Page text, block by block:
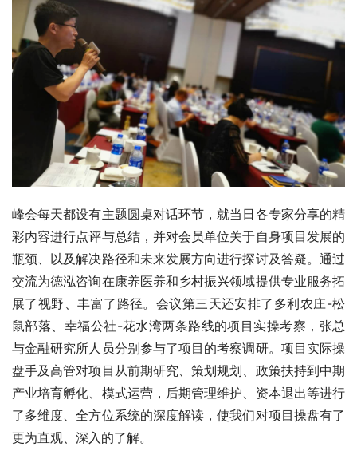
峰会每天都设有主题圆桌对话环节，就当日各专家分享的精
彩内容进行点评与总结，并对会员单位关于自身项目发展的
瓶颈、以及解决路径和未来发展方向进行探讨及答疑。通过
交流为德泓咨询在康养医养和乡村振兴领域提供专业服务拓
展了视野、丰富了路径。会议第三天还安排了多利农庄-松
鼠部落、幸福公社-花水湾两条路线的项目实操考察，张总
与金融研究所人员分别参与了项目的考察调研。项目实际操
盘手及高管对项目从前期研究、策划规划、政策扶持到中期
产业培育孵化、模式运营，后期管理维护、资本退出等进行
了多维度、全方位系统的深度解读，使我们对项目操盘有了
更为直观、深入的了解。